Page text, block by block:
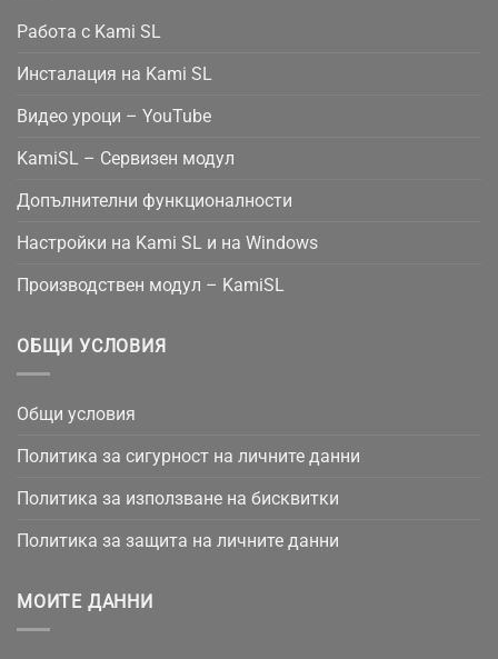
Работа с Kami SL
Инсталация на Kami SL
Видео уроци – YouTube
KamiSL – Сервизен модул
Допълнителни функционалности
Настройки на Kami SL и на Windows
Производствен модул – KamiSL
ОБЩИ УСЛОВИЯ
Общи условия
Политика за сигурност на личните данни
Политика за използване на бисквитки
Политика за защита на личните данни
МОИТЕ ДАННИ